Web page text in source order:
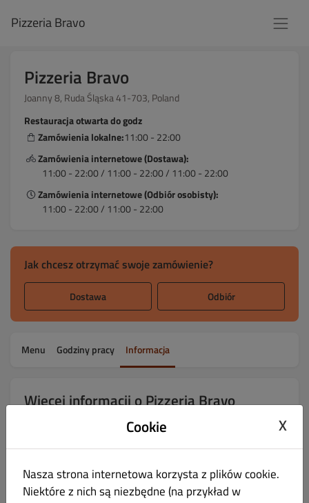
Pizzeria Bravo
Pizzeria Bravo
Joanny 8, Ruda Śląska 41-703, Poland
Restauracja otwarta do godz
Zamówienia lokalne:11:00 - 22:00
Zamówienia internetowe (Dostawa):
11:00 - 22:00 / 11:00 - 22:00 / 11:00 - 22:00
Zamówienia internetowe (Odbiór osobisty):
11:00 - 22:00 / 11:00 - 22:00
Jak chcesz otrzymać swoje zamówienie?
Dostawa Odbiór
Menu Godziny pracy Informacja
Więcej informacji o Pizzeria Bravo
lokalnej restauracji
Odbiór w60 minut(-y)
Cookie X
Nasza strona internetowa korzysta z plików cookie.
Niektóre z nich są niezbędne (na przykład w